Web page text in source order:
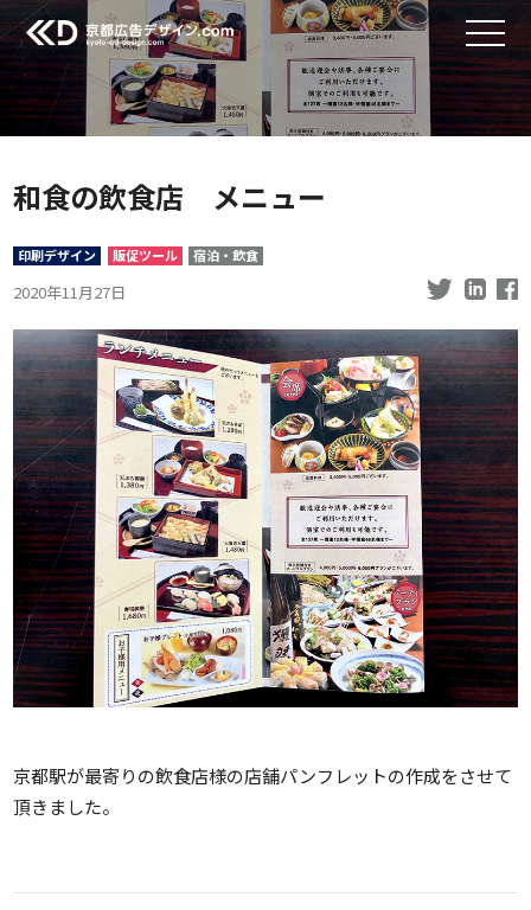
和食の飲食店 メニュー
印刷デザイン 販促ツール 宿泊・飲食
2020年11月27日
京都駅が最寄りの飲食店様の店舗パンフレットの作成をさせて
頂きました。